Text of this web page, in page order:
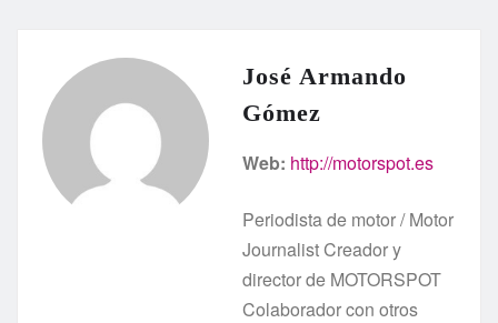
José Armando
Gómez
Web: http://motorspot.es
Periodista de motor / Motor
Journalist Creador y
director de MOTORSPOT
Colaborador con otros